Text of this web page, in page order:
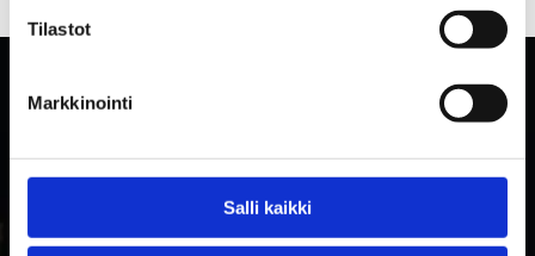
Tilastot
Markkinointi
Salli kaikki